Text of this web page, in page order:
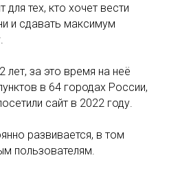
тех, кто хочет вести
и сдавать максимум
лет, за это время на неё
в 64 городах России,
сайт в 2022 году.
развивается, в том
пользователям.